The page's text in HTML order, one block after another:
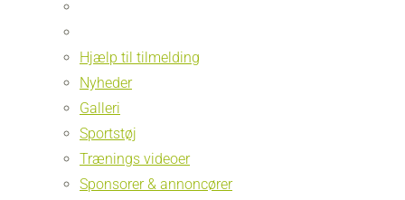
Hjælp til tilmelding
Nyheder
Galleri
Sportstøj
Trænings videoer
Sponsorer & annoncører